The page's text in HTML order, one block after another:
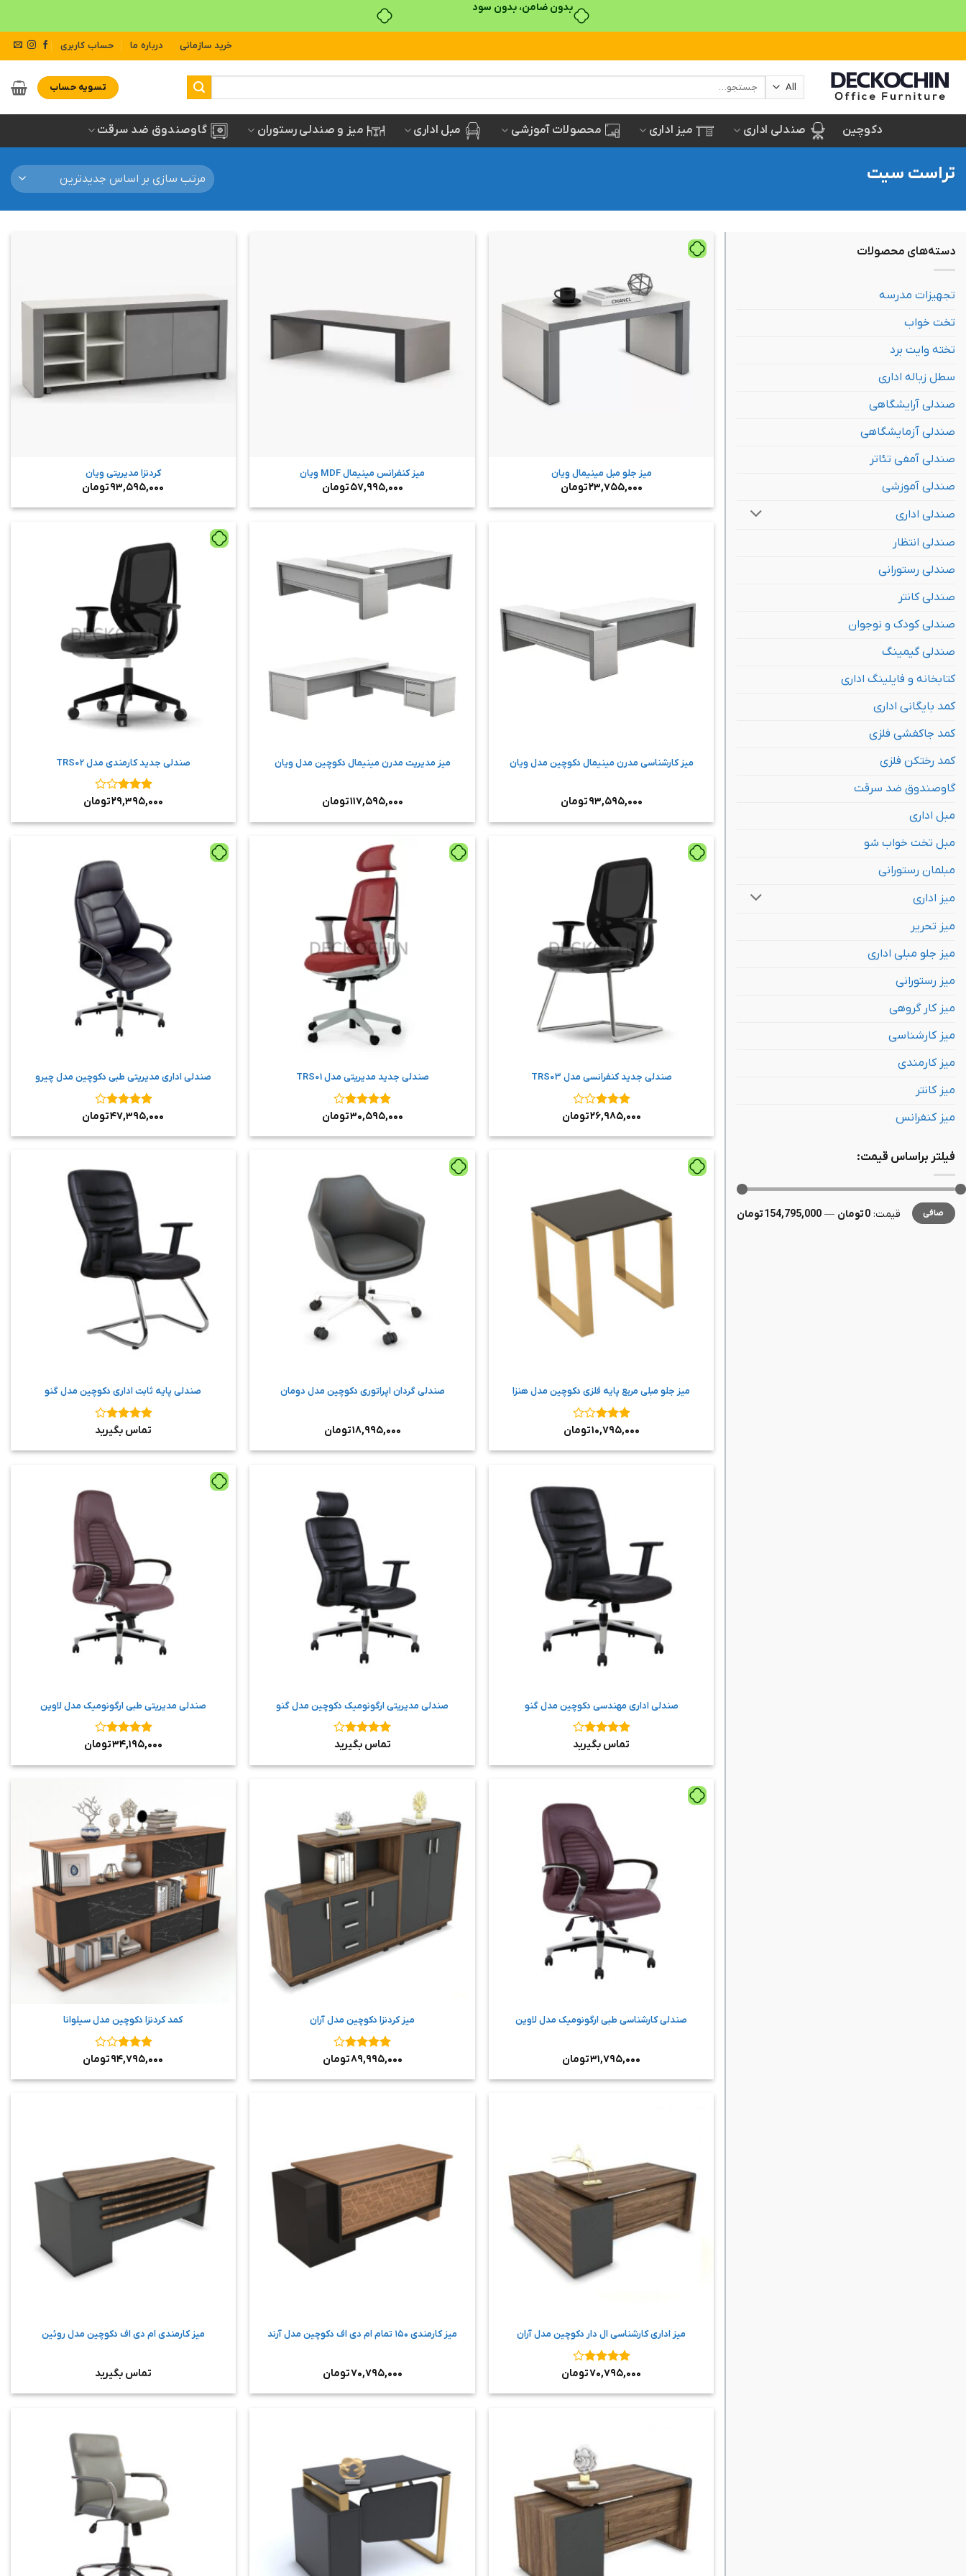
خرید قسطی با ترب‌پی
to
content
خرید سازمانی درباره ما حساب کاربری
برای:
تسویه حساب
دکوچین صندلی اداری میز اداری محصولات آموزشی مبل اداری میز و صندلی رستوران گاوصندوق ضد سرقت
تراست سیت
دسته‌های محصولات
تجهیزات مدرسه
تخت خواب
تخته وایت برد
سطل زباله اداری
صندلی آرایشگاهی
صندلی آزمایشگاهی
صندلی آمفی تئاتر
صندلی آموزشی
صندلی اداری
صندلی انتظار
صندلی رستورانی
صندلی کانتر
صندلی کودک و نوجوان
صندلی گیمینگ
کتابخانه و فایلینگ اداری
کمد بایگانی اداری
کمد جاکفشی فلزی
کمد رختکن فلزی
گاوصندوق ضد سرقت
مبل اداری
مبل تخت خواب شو
مبلمان رستورانی
میز اداری
میز تحریر
میز جلو مبلی اداری
میز رستورانی
میز کار گروهی
میز کارشناسی
میز کارمندی
میز کانتر
میز کنفرانس
فیلتر براساس قیمت:
حداقل
قیمت
حداكثر
قيمتصافی قيمت: 0 تومان — 154,795,000 تومان
میز جلو مبل مینیمال ویان
۲۳,۷۵۵,۰۰۰تومان
میز کنفرانس مینیمال MDF ویان
۵۷,۹۹۵,۰۰۰تومان
کردنزا مدیریتی ویان
۹۳,۵۹۵,۰۰۰تومان
میز کارشناسی مدرن مینیمال دکوچین مدل ویان
۹۳,۵۹۵,۰۰۰تومان
میز مدیریت مدرن مینیمال دکوچین مدل ویان
۱۱۷,۵۹۵,۰۰۰تومان
صندلی جدید کارمندی مدل TRS02
نمره۳
۲۹,۳۹۵,۰۰۰تومان
صندلی جدید کنفرانسی مدل TRS03
نمره۳
۲۶,۹۸۵,۰۰۰تومان
صندلی جدید مدیریتی مدل TRS01
نمره۴
۳۰,۵۹۵,۰۰۰تومان
صندلی اداری مدیریتی طبی دکوچین مدل چیرو
نمره۴
۴۷,۳۹۵,۰۰۰تومان
میز جلو مبلی مربع پایه فلزی دکوچین مدل هنزا
نمره۳
۱۰,۷۹۵,۰۰۰تومان
صندلی گردان اپراتوری دکوچین مدل دومان
۱۸,۹۹۵,۰۰۰تومان
صندلی پایه ثابت اداری دکوچین مدل گنو
نمره ۴
تماس بگیرید
صندلی اداری مهندسی دکوچین مدل گنو
نمره ۴
تماس بگیرید
صندلی مدیریتی ارگونومیک دکوچین مدل گنو
نمره ۴
تماس بگیرید
صندلی مدیریتی طبی ارگونومیک مدل لاوین
نمره۴
۳۴,۱۹۵,۰۰۰تومان
صندلی کارشناسی طبی ارگونومیک مدل لاوین
۳۱,۷۹۵,۰۰۰تومان
میز کردنزا دکوچین مدل آران
نمره۴
۸۹,۹۹۵,۰۰۰تومان
کمد کردنزا دکوچین مدل سیلوانا
نمره۳
۹۴,۷۹۵,۰۰۰تومان
میز اداری کارشناسی ال دار دکوچین مدل آران
نمره۴
۷۰,۷۹۵,۰۰۰تومان
میز کارمندی ۱۵۰ تمام ام دی اف دکوچین مدل آرند
۷۰,۷۹۵,۰۰۰تومان
میز کارمندی ام دی اف دکوچین مدل روئین
تماس بگیرید